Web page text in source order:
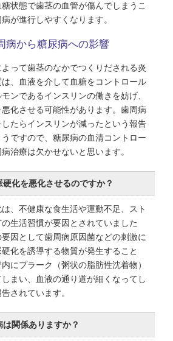
状態で歯茎の血管が傷んでしまうこ
が進行しやすくなります。
病から糖尿病への影響
って歯茎のなかでつくりだされる炎
、血液を介して血糖をコントロール
ンであるインスリンの働きを妨げ、
化させる可能性があります。歯周病
たらインスリンが減ったという報告
うですので、糖尿病の血清コントロー
治療は欠かせないと思います。
化を悪化させるのですか？
、不健康な食生活や運動不足、スト
の生活習慣が要因とされていました
因として歯周病原因菌などの刺激に
硬化を誘導する物質が発生すること
にプラーク（粥状の脂肪性沈着物）
まい、血液の通り道が細くなってし
されています。
関係ありますか？